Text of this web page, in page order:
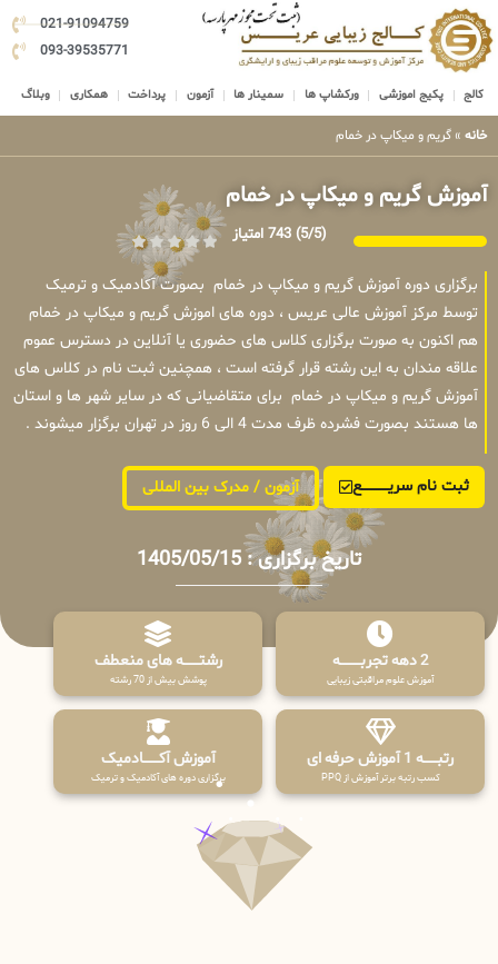
021-91094759
093-39535771
کالج پکیج اموزشی ورکشاپ ها سمینار ها آزمون پرداخت همکاری وبلاگ
خانه » گریم و میکاپ در خمام
آموزش گریم و میکاپ در خمام
(5/5) 743 امتیاز
برگزاری دوره آموزش گریم و میکاپ در خمام بصورت آکادمیک و ترمیک
توسط مرکز آموزش عالی عریس ، دوره های اموزش گریم و میکاپ در خمام
هم اکنون به صورت برگزاری کلاس های حضوری یا آنلاین در دسترس عموم
علاقه مندان به این رشته قرار گرفته است ، همچنین ثبت نام در کلاس های
آموزش گریم و میکاپ در خمام برای متقاضیانی که در سایر شهر ها و استان
ها هستند بصورت فشرده ظرف مدت 4 الی 6 روز در تهران برگزار میشوند .
ثبت نام سریــــــــــــع آزمون / مدرک بین المللی
تاریخ برگزاری : 1405/05/15
2 دهه تجربـــــــــه
آموزش علوم مراقبتی زیبایی
رشتـــــــه های منعطف
پوشش بیش از 70 رشته
رتبــــــه 1 آموزش حرفه ای
کسب رتبه برتر آموزش از PPQ
آموزش آکـــــــادمیک
برگزاری دوره های آکادمیک و ترمیک